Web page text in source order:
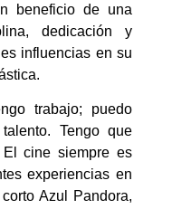
beneficio de una
dedicación y
influencias en su
trabajo; puedo
Tengo que
El cine siempre es
experiencias en
Azul Pandora,